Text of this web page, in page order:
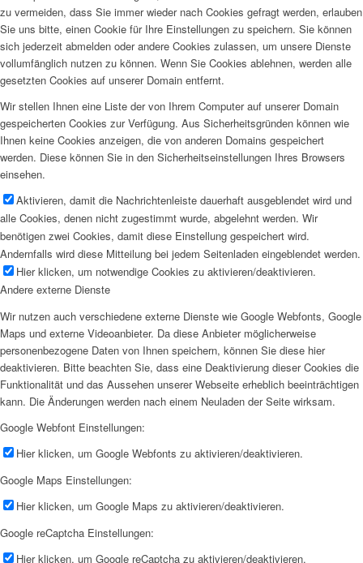
zu vermeiden, dass Sie immer wieder nach Cookies gefragt werden, erlauben
Sie uns bitte, einen Cookie für Ihre Einstellungen zu speichern. Sie können
sich jederzeit abmelden oder andere Cookies zulassen, um unsere Dienste
vollumfänglich nutzen zu können. Wenn Sie Cookies ablehnen, werden alle
gesetzten Cookies auf unserer Domain entfernt.
Wir stellen Ihnen eine Liste der von Ihrem Computer auf unserer Domain
gespeicherten Cookies zur Verfügung. Aus Sicherheitsgründen können wie
Ihnen keine Cookies anzeigen, die von anderen Domains gespeichert
werden. Diese können Sie in den Sicherheitseinstellungen Ihres Browsers
einsehen.
Aktivieren, damit die Nachrichtenleiste dauerhaft ausgeblendet wird und
alle Cookies, denen nicht zugestimmt wurde, abgelehnt werden. Wir
benötigen zwei Cookies, damit diese Einstellung gespeichert wird.
Andernfalls wird diese Mitteilung bei jedem Seitenladen eingeblendet werden.
Hier klicken, um notwendige Cookies zu aktivieren/deaktivieren.
Andere externe Dienste
Wir nutzen auch verschiedene externe Dienste wie Google Webfonts, Google
Maps und externe Videoanbieter. Da diese Anbieter möglicherweise
personenbezogene Daten von Ihnen speichern, können Sie diese hier
deaktivieren. Bitte beachten Sie, dass eine Deaktivierung dieser Cookies die
Funktionalität und das Aussehen unserer Webseite erheblich beeinträchtigen
kann. Die Änderungen werden nach einem Neuladen der Seite wirksam.
Google Webfont Einstellungen:
Hier klicken, um Google Webfonts zu aktivieren/deaktivieren.
Google Maps Einstellungen:
Hier klicken, um Google Maps zu aktivieren/deaktivieren.
Google reCaptcha Einstellungen:
Hier klicken, um Google reCaptcha zu aktivieren/deaktivieren.